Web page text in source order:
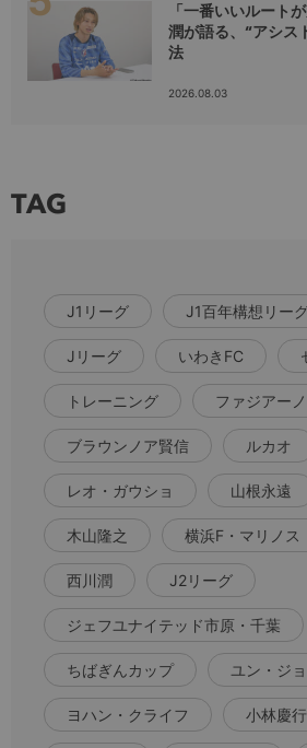
「一番いいルート
潤が語る、“アシス
法
2026.08.03
TAG
J1リーグ J1百年構想リー
Jリーグ いわきFC
トレーニング ファジアー
ブラウンノア賢信 ルカオ
レオ・ガウショ 山根永遠
木山隆之 横浜F・マリノス
西川潤 J2リーグ
ジェフユナイテッド市原・千葉
ちばぎんカップ ユン・ジ
ヨハン・クライフ 小林慶行